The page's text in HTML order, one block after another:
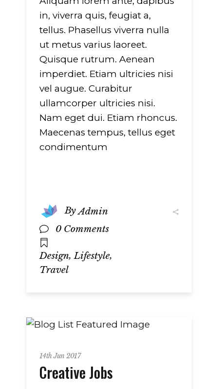
on line 751
in, viverra quis, feugiat a,
tellus. Phasellus viverra nulla
ut metus varius laoreet.
Quisque rutrum. Aenean
imperdiet. Etiam ultricies nisi
vel augue. Curabitur
ullamcorper ultricies nisi.
Nam eget dui. Etiam rhoncus.
Maecenas tempus, tellus eget
condimentum
By Admin
0 Comments
Design, Lifestyle,
Travel
14th Jun 2017
Creative Jobs